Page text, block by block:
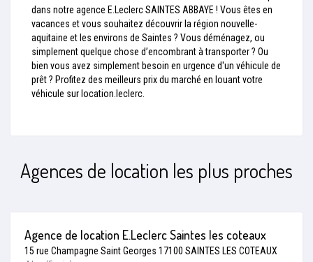
dans notre agence E.Leclerc SAINTES ABBAYE ! Vous êtes en
vacances et vous souhaitez découvrir la région nouvelle-
aquitaine et les environs de Saintes ? Vous déménagez, ou
simplement quelque chose d’encombrant à transporter ? Ou
bien vous avez simplement besoin en urgence d'un véhicule de
prêt ? Profitez des meilleurs prix du marché en louant votre
véhicule sur location.leclerc.
Agences de location les plus proches
Agence de location E.Leclerc Saintes les coteaux
15 rue Champagne Saint Georges 17100 SAINTES LES COTEAUX